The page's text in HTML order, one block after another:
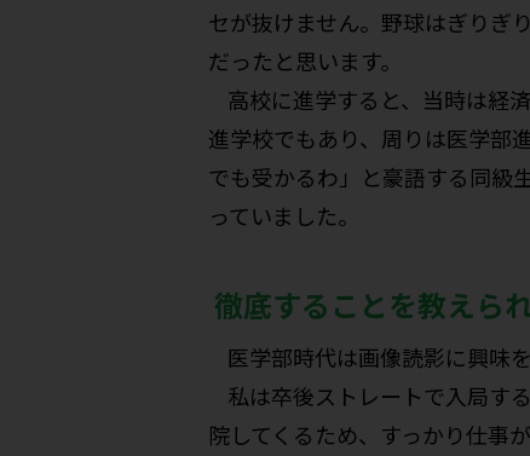
セが抜けません。野球はぎりぎ
だったと思います。
高校に進学すると、当時は経
進学校でもあり、周りは医学部
でも受かるわ」と豪語する同級
っていました。
徹底することを教えら
医学部時代は画像読影に興味
私は卒後ストレートで入局す
院してくるため、すっかり仕事